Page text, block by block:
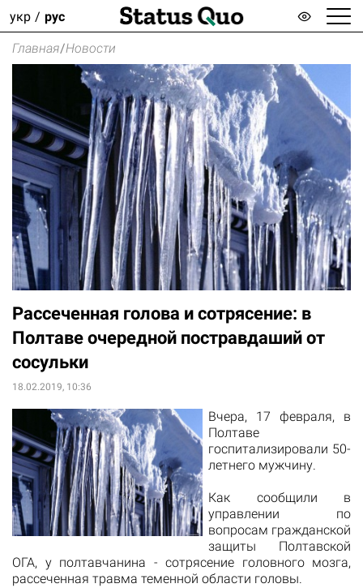
укр рус
Главная/Новости
Рассеченная голова и сотрясение: в
Полтаве очередной постравдаший от
сосульки
18.02.2019, 10:36
Вчера, 17 февраля, в
Полтаве
госпитализировали 50-
летнего мужчину.
Как сообщили в
управлении по
вопросам гражданской
защиты Полтавской
ОГА, у полтавчанина - сотрясение головного мозга,
рассеченная травма теменной области головы.